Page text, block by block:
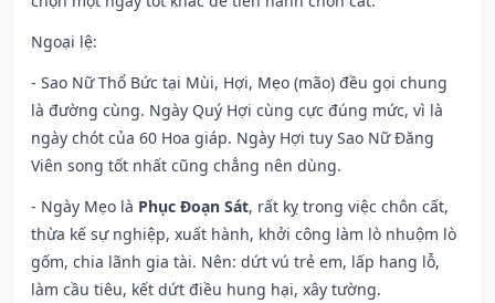
Ngoại lệ:
- Sao Nữ Thổ Bức tại Mùi, Hợi, Mẹo (mão) đều gọi chung
là đường cùng. Ngày Quý Hợi cùng cực đúng mức, vì là
ngày chót của 60 Hoa giáp. Ngày Hợi tuy Sao Nữ Đăng
Viên song tốt nhất cũng chẳng nên dùng.
- Ngày Mẹo là Phục Đoạn Sát, rất kỵ trong việc chôn cất,
thừa kế sự nghiệp, xuất hành, khởi công làm lò nhuộm lò
gốm, chia lãnh gia tài. Nên: dứt vú trẻ em, lấp hang lỗ,
làm cầu tiêu, kết dứt điều hung hại, xây tường.